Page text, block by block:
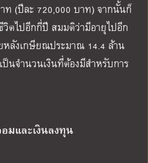
ท (ปีละ 720,000 บาท) จากนั้นก็
ตไปอีกกี่ปี สมมติว่ามีอายุไปอีก
หลังเกษียณประมาณ 14.4 ล้าน
นจำนวนเงินที่ต้องมีสำหรับการ
อมและเงินลงทุน